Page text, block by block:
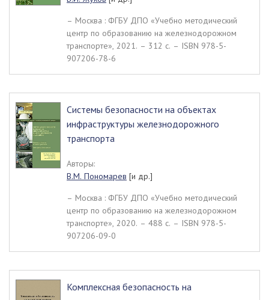
– Москва : ФГБУ ДПО «Учебно методический
центр по образованию на железнодорожном
транспорте», 2021. – 312 c. – ISBN 978-5-
907206-78-6
Системы безопасности на объектах
инфраструктуры железнодорожного
транспорта
Авторы:
В.М. Пономарев [и др.]
– Москва : ФГБУ ДПО «Учебно методический
центр по образованию на железнодорожном
транспорте», 2020. – 488 c. – ISBN 978-5-
907206-09-0
Комплексная безопасность на